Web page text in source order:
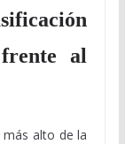
al
más alto de la